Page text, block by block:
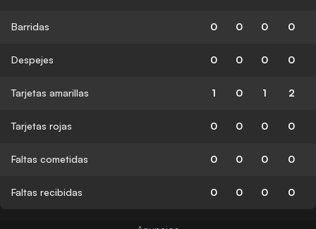
Barridas 0 0 0 0
Despejes 0 0 0 0
Tarjetas amarillas 1 0 1 2
Tarjetas rojas 0 0 0 0
Faltas cometidas 0 0 0 0
Faltas recibidas 0 0 0 0